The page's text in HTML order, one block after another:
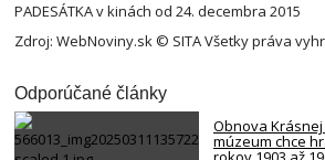
PADESÁTKA v kinách od 24. decembra 2015
Zdroj: WebNoviny.sk © SITA Všetky práva
Odporúčané články
Obnova
múzeum chce